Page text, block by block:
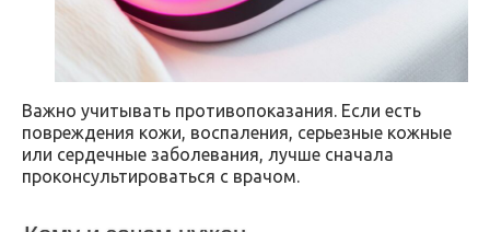
Важно учитывать противопоказания. Если есть
повреждения кожи, воспаления, серьезные кожные
или сердечные заболевания, лучше сначала
проконсультироваться с врачом.